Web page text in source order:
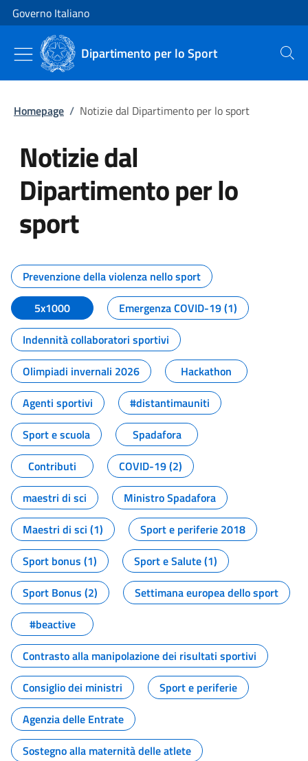
Vai al contenuto
Vai alla navigazione del sito
Governo Italiano
Dipartimento per lo Sport Cerca
Homepage / Notizie dal Dipartimento per lo sport
Notizie dal
Dipartimento per lo
sport
Tutti i contenuti della pagina
Prevenzione della violenza nello sport
5x1000
Emergenza COVID-19 (1)
Indennità collaboratori sportivi
Olimpiadi invernali 2026
Hackathon
Agenti sportivi
#distantimauniti
Sport e scuola
Spadafora
Contributi
COVID-19 (2)
maestri di sci
Ministro Spadafora
Maestri di sci (1)
Sport e periferie 2018
Sport bonus (1)
Sport e Salute (1)
Sport Bonus (2)
Settimana europea dello sport
#beactive
Contrasto alla manipolazione dei risultati sportivi
Consiglio dei ministri
Sport e periferie
Agenzia delle Entrate
Sostegno alla maternità delle atlete